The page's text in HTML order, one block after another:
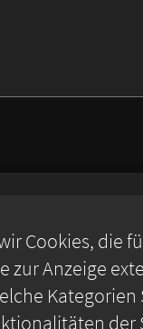
Cookies, die
Anzeige
der